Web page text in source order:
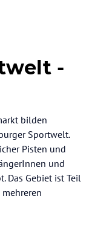
-
bilden
Sportwelt.
Pisten und
und
Das Gebiet ist Teil